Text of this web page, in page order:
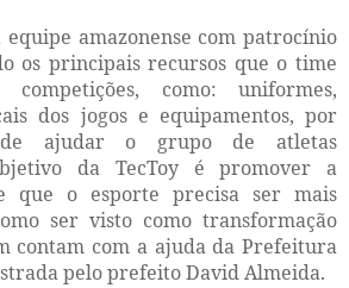
amazonense com patrocínio
os principais recursos que o time
como: uniformes,
dos jogos e equipamentos, por
de ajudar o grupo de atletas
da TecToy é promover a
que o esporte precisa ser mais
ser visto como transformação
contam com a ajuda da Prefeitura
pelo prefeito David Almeida.